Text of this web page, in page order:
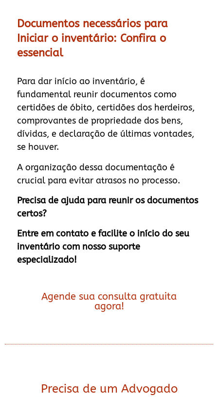
Documentos necessários para
Iniciar o inventário: Confira o
essencial
Para dar início ao inventário, é
fundamental reunir documentos como
certidões de óbito, certidões dos herdeiros,
comprovantes de propriedade dos bens,
dívidas, e declaração de últimas vontades,
se houver.
A organização dessa documentação é
crucial para evitar atrasos no processo.
Precisa de ajuda para reunir os documentos
certos?
Entre em contato e facilite o início do seu
inventário com nosso suporte
especializado!
Agende sua consulta gratuita
agora!
Precisa de um Advogado